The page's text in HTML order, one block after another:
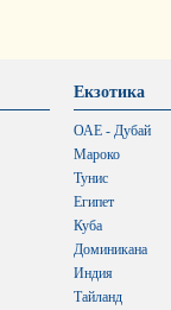
Екзотика
ОАЕ - Дубай
Мароко
Тунис
Египет
Куба
Доминикана
Индия
Тайланд